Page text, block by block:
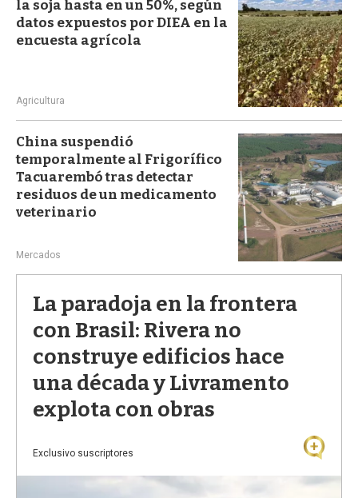
la soja hasta en un 50%, según
datos expuestos por DIEA en la
encuesta agrícola
Agricultura
China suspendió
temporalmente al Frigorífico
Tacuarembó tras detectar
residuos de un medicamento
veterinario
Mercados
La paradoja en la frontera
con Brasil: Rivera no
construye edificios hace
una década y Livramento
explota con obras
Exclusivo suscriptores